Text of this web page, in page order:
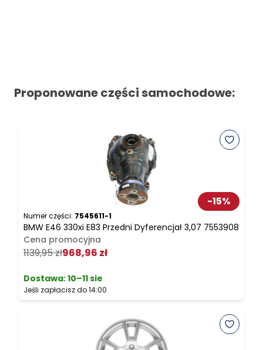
Proponowane części samochodowe:
-15%
Numer części: 7545611-1
BMW E46 330xi E83 Przedni Dyferencjał 3,07 7553908
Cena promocyjna
1139,95 zł968,96 zł
Dostawa:10–11 sie
Jeśli zapłacisz do 14:00